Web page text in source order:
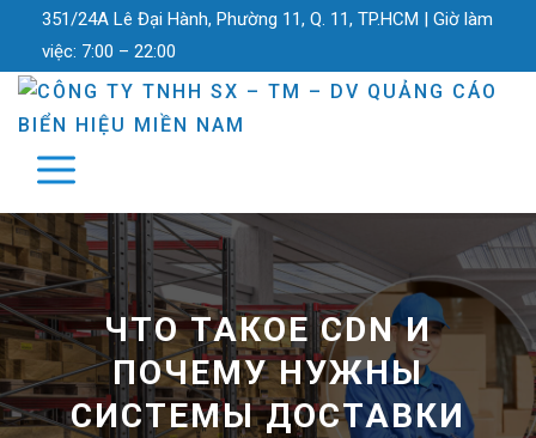
351/24A Lê Đại Hành, Phường 11, Q. 11, TP.HCM | Giờ làm
việc: 7:00 – 22:00
ЧТО ТАКОЕ CDN И
ПОЧЕМУ НУЖНЫ
СИСТЕМЫ ДОСТАВКИ